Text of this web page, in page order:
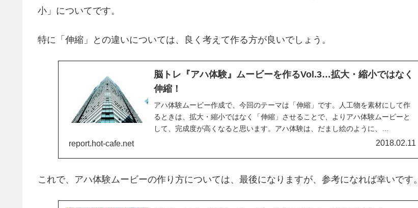
小」についてです。
特に「伸縮」との違いについては、良く考えて作る方が良いでしょう。
脳トレ『アハ体験』ムービーを作るVol.3…拡大・縮小ではなく
伸縮！
アハ体験ムービー作成で、今回のテーマは「伸縮」です。人工物を素材にして作
るときは、拡大・縮小ではなく「伸縮」させることで、よりアハ体験ムービーと
して、完成度が高くなると思います。アハ体験は、だまし絵のように、
report.hot-cafe.net 2018.02.11
これで、アハ体験ムービーの作り方については、最後になりますが、参考になれば幸いです。